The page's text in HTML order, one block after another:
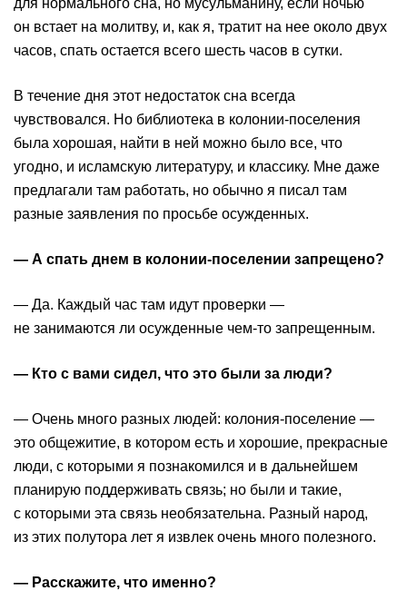
он встает на молитву, и, как я, тратит на нее около двух
часов, спать остается всего шесть часов в сутки.
В течение дня этот недостаток сна всегда
чувствовался. Но библиотека в колонии-поселения
была хорошая, найти в ней можно было все, что
угодно, и исламскую литературу, и классику. Мне даже
предлагали там работать, но обычно я писал там
разные заявления по просьбе осужденных.
— А спать днем в колонии-поселении запрещено?
— Да. Каждый час там идут проверки —
не занимаются ли осужденные чем-то запрещенным.
— Кто с вами сидел, что это были за люди?
— Очень много разных людей: колония-поселение —
это общежитие, в котором есть и хорошие, прекрасные
люди, с которыми я познакомился и в дальнейшем
планирую поддерживать связь; но были и такие,
с которыми эта связь необязательна. Разный народ,
из этих полутора лет я извлек очень много полезного.
— Расскажите, что именно?